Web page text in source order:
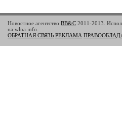
Новостное агентство BB&C 2011-2013.
на wlna.info.
ОБРАТНАЯ СВЯЗЬ РЕКЛАМА